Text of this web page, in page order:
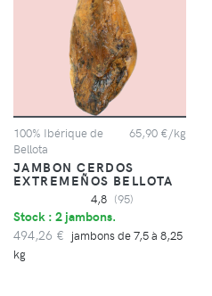
100% Ibérique de
Bellota
65,90 €/kg
JAMBON CERDOS
EXTREMEÑOS BELLOTA
4,8 (95)
Stock : 2 jambons.
494,26 € jambons de 7,5 à 8,25
kg